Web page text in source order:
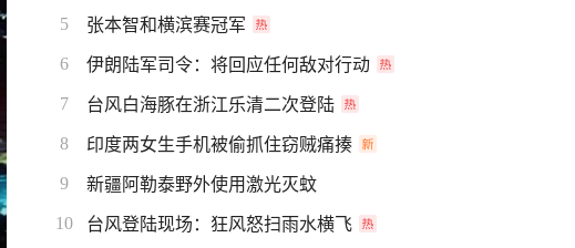
5 张本智和横滨赛冠军
6 伊朗陆军司令：将回应任何敌对行动
7 台风白海豚在浙江乐清二次登陆
8 印度两女生手机被偷抓住窃贼痛揍
9 新疆阿勒泰野外使用激光灭蚊
10 台风登陆现场：狂风怒扫雨水横飞